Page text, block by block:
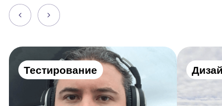
Получите все
нужные навыки